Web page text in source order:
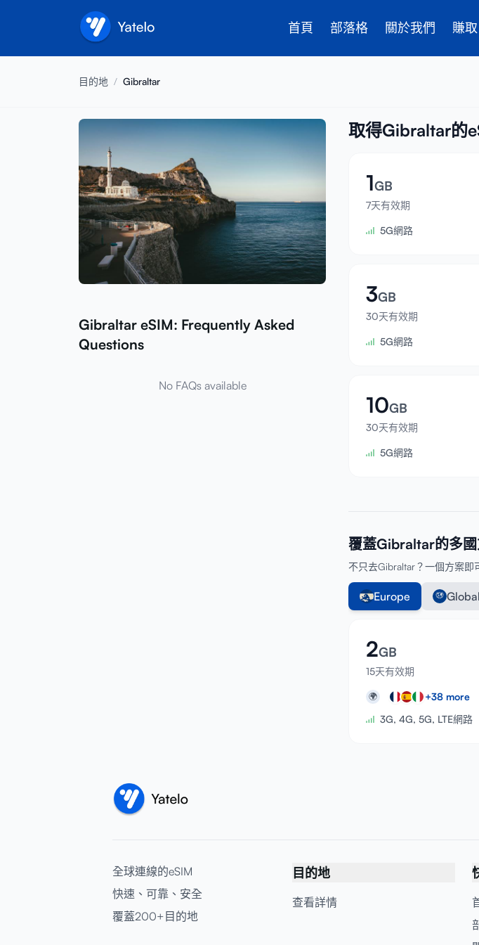
首頁 部落格 關於我們 賺取
目的地 / Gibraltar
Gibraltar eSIM: Frequently Asked
Questions
No FAQs available
取得Gibraltar的
1GB
7天有效期
5G網路
3GB
30天有效期
5G網路
10GB
30天有效期
5G網路
覆蓋Gibraltar的多
不只去Gibraltar？一個方案即
Europe Global
2GB
15天有效期
🌍 +38 more
3G, 4G, 5G, LTE網路
全球連線的eSIM
快速、可靠、安全
覆蓋200+目的地
目的地
查看詳情